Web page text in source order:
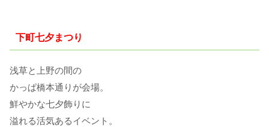
下町七夕まつり
浅草と上野の間の
かっぱ橋本通りが会場。
鮮やかな七夕飾りに
溢れる活気あるイベント。